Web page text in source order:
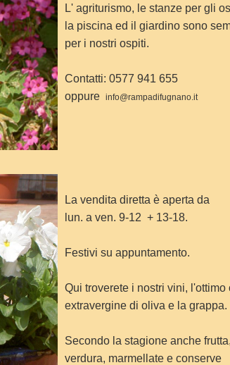
L' agriturismo, le stanze per gli
la piscina ed il giardino sono
per i nostri ospiti.
Contatti: 0577 941 655
oppure info@rampadifugnano.it
La vendita diretta è aperta da
lun. a ven. 9-12 + 13-18.
Festivi su appuntamento.
Qui troverete i nostri vini, l'ottimo
extravergine di oliva e la grappa.
Secondo la stagione anche
verdura, marmellate e conserve